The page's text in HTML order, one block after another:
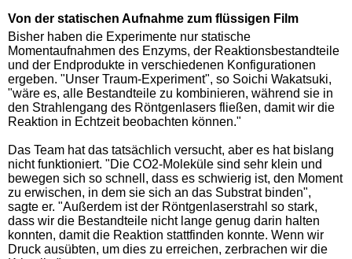
Von der statischen Aufnahme zum flüssigen Film
Bisher haben die Experimente nur statische
Momentaufnahmen des Enzyms, der Reaktionsbestandteile
und der Endprodukte in verschiedenen Konfigurationen
ergeben. "Unser Traum-Experiment", so Soichi Wakatsuki,
"wäre es, alle Bestandteile zu kombinieren, während sie in
den Strahlengang des Röntgenlasers fließen, damit wir die
Reaktion in Echtzeit beobachten können."
Das Team hat das tatsächlich versucht, aber es hat bislang
nicht funktioniert. "Die CO2-Moleküle sind sehr klein und
bewegen sich so schnell, dass es schwierig ist, den Moment
zu erwischen, in dem sie sich an das Substrat binden",
sagte er. "Außerdem ist der Röntgenlaserstrahl so stark,
dass wir die Bestandteile nicht lange genug darin halten
konnten, damit die Reaktion stattfinden konnte. Wenn wir
Druck ausübten, um dies zu erreichen, zerbrachen wir die